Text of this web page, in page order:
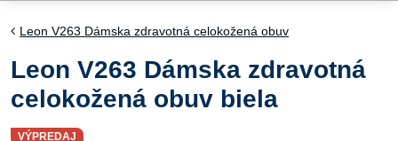
VÝPREDAJ
Leon V263 Dámska zdravotná celokožená obuv
Leon V263 Dámska zdravotná
celokožená obuv biela